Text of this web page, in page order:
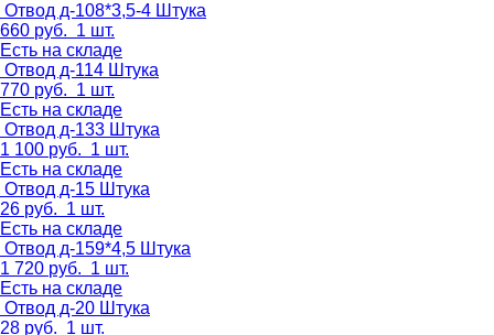
Отвод д-108*3,5-4 Штука
660 руб. 1 шт.
Есть на складе
Отвод д-114 Штука
770 руб. 1 шт.
Есть на складе
Отвод д-133 Штука
1 100 руб. 1 шт.
Есть на складе
Отвод д-15 Штука
26 руб. 1 шт.
Есть на складе
Отвод д-159*4,5 Штука
1 720 руб. 1 шт.
Есть на складе
Отвод д-20 Штука
28 руб. 1 шт.